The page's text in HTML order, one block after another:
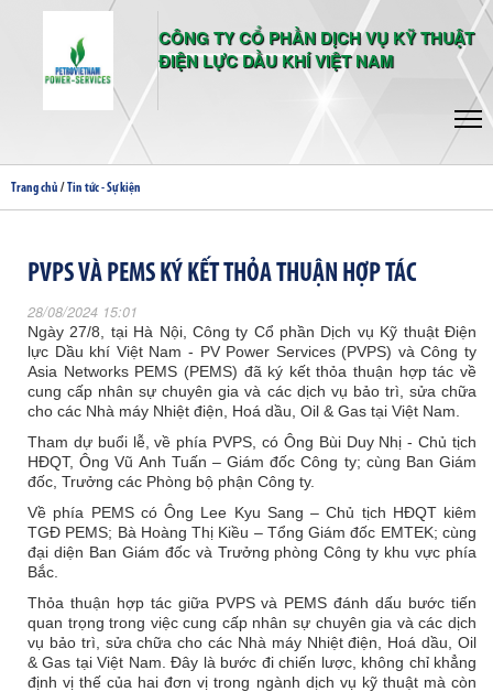
CÔNG TY CỔ PHẦN DỊCH VỤ KỸ THUẬT
ĐIỆN LỰC DẦU KHÍ VIỆT NAM
Trang chủ / Tin tức - Sự kiện
PVPS VÀ PEMS KÝ KẾT THỎA THUẬN HỢP TÁC
28/08/2024 15:01
Ngày 27/8, tại Hà Nội, Công ty Cổ phần Dịch vụ Kỹ thuật Điện
lực Dầu khí Việt Nam - PV Power Services (PVPS) và Công ty
Asia Networks PEMS (PEMS) đã ký kết thỏa thuận hợp tác về
cung cấp nhân sự chuyên gia và các dịch vụ bảo trì, sửa chữa
cho các Nhà máy Nhiệt điện, Hoá dầu, Oil & Gas tại Việt Nam.
Tham dự buổi lễ, về phía PVPS, có Ông Bùi Duy Nhị - Chủ tịch
HĐQT, Ông Vũ Anh Tuấn – Giám đốc Công ty; cùng Ban Giám
đốc, Trưởng các Phòng bộ phận Công ty.
Về phía PEMS có Ông Lee Kyu Sang – Chủ tịch HĐQT kiêm
TGĐ PEMS; Bà Hoàng Thị Kiều – Tổng Giám đốc EMTEK; cùng
đại diện Ban Giám đốc và Trưởng phòng Công ty khu vực phía
Bắc.
Thỏa thuận hợp tác giữa PVPS và PEMS đánh dấu bước tiến
quan trọng trong việc cung cấp nhân sự chuyên gia và các dịch
vụ bảo trì, sửa chữa cho các Nhà máy Nhiệt điện, Hoá dầu, Oil
& Gas tại Việt Nam. Đây là bước đi chiến lược, không chỉ khẳng
định vị thế của hai đơn vị trong ngành dịch vụ kỹ thuật mà còn